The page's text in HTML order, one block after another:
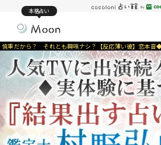
本格占い
慎重だから？ それとも興味ナシ？【反応薄い彼】恋本音